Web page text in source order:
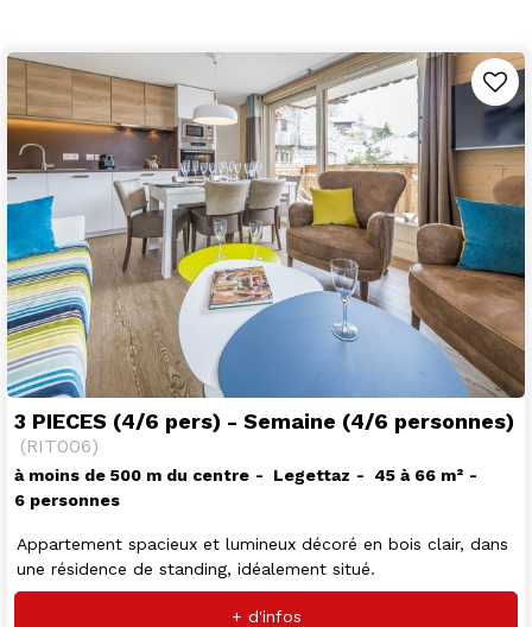
3 PIECES (4/6 pers) - Semaine (4/6 personnes)
(RIT006)
à moins de 500 m du centre Legettaz 45 à 66 m²
6 personnes
Appartement spacieux et lumineux décoré en bois clair, dans
une résidence de standing, idéalement situé.
+ d'infos